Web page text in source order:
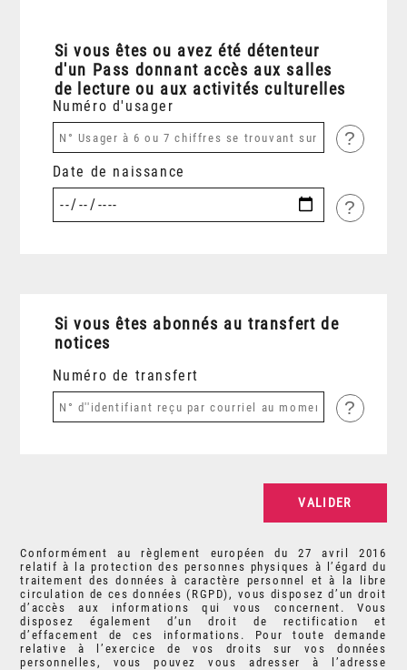
Si vous êtes ou avez été détenteur
d'un Pass donnant accès aux salles
de lecture ou aux activités culturelles
Numéro d'usager
?
Date de naissance
?
Si vous êtes abonnés au transfert de
notices
Numéro de transfert
?
Conformément au règlement européen du 27 avril 2016
relatif à la protection des personnes physiques à l’égard du
traitement des données à caractère personnel et à la libre
circulation de ces données (RGPD), vous disposez d’un droit
d’accès aux informations qui vous concernent. Vous
disposez également d’un droit de rectification et
d’effacement de ces informations. Pour toute demande
relative à l’exercice de vos droits sur vos données
personnelles, vous pouvez vous adresser à l’adresse